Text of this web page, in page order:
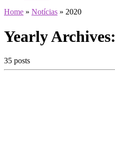
Home » Notícias » 2020
Yearly Archives:
35 posts